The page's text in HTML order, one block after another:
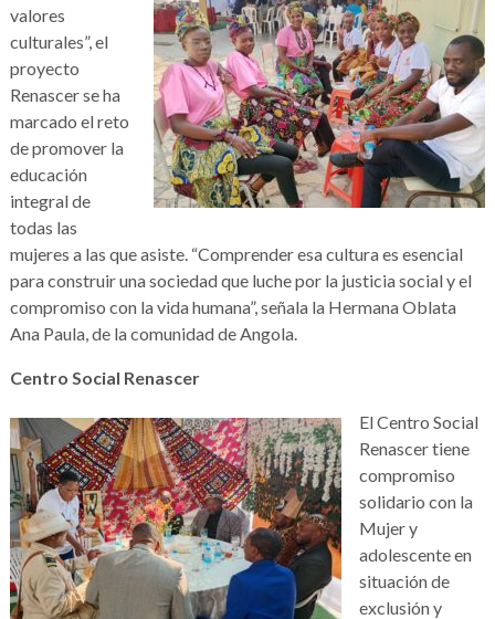
valores
culturales”, el
proyecto
Renascer se ha
marcado el reto
de promover la
educación
integral de
todas las
mujeres a las que asiste. “Comprender esa cultura es esencial
para construir una sociedad que luche por la justicia social y el
compromiso con la vida humana”, señala la Hermana Oblata
Ana Paula, de la comunidad de Angola.
Centro Social Renascer
El Centro Social
Renascer tiene
compromiso
solidario con la
Mujer y
adolescente en
situación de
exclusión y